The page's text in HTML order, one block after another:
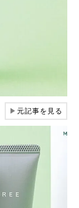
▶元記事を見る